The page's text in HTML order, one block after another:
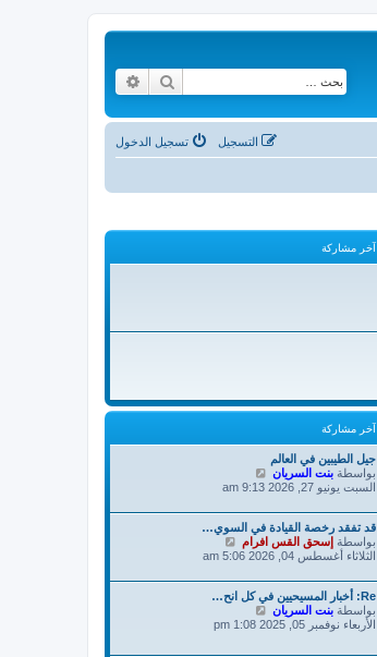
بحث
تسجيل الدخول التسجيل
آخر مشاركة
آخر مشاركة
جيل الطيبين في العالم
بواسطة بنت السريان
ا
د
آ
خ
ر
ش
ا
ك
السبت يونيو 27, 2026 9:13 am
قد تفقد رخصة القيادة في السوي…
بواسطة إسحق القس افرام
ا
د
آ
ر
ش
الثلاثاء أغسطس 04, 2026 5:06 am
Re: أخبار المسيحيين في كل انح…
بواسطة بنت السريان
ا
الأربعاء نوفمبر 05, 2025 1:08 pm